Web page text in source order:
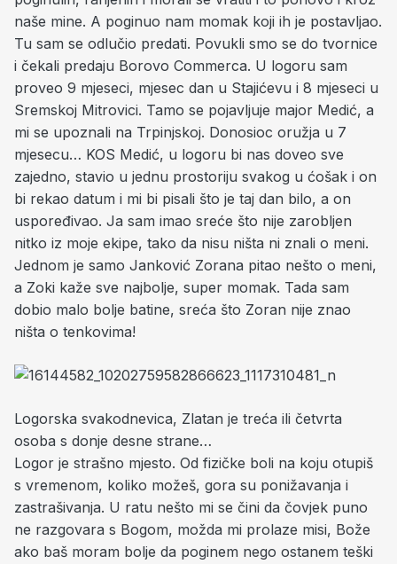
naše mine. A poginuo nam momak koji ih je postavljao.
Tu sam se odlučio predati. Povukli smo se do tvornice
i čekali predaju Borovo Commerca. U logoru sam
proveo 9 mjeseci, mjesec dan u Stajićevu i 8 mjeseci u
Sremskoj Mitrovici. Tamo se pojavljuje major Medić, a
mi se upoznali na Trpinjskoj. Donosioc oružja u 7
mjesecu… KOS Medić, u logoru bi nas doveo sve
zajedno, stavio u jednu prostoriju svakog u ćošak i on
bi rekao datum i mi bi pisali što je taj dan bilo, a on
uspoređivao. Ja sam imao sreće što nije zarobljen
nitko iz moje ekipe, tako da nisu ništa ni znali o meni.
Jednom je samo Janković Zorana pitao nešto o meni,
a Zoki kaže sve najbolje, super momak. Tada sam
dobio malo bolje batine, sreća što Zoran nije znao
ništa o tenkovima!
Logorska svakodnevica, Zlatan je treća ili četvrta
osoba s donje desne strane…
Logor je strašno mjesto. Od fizičke boli na koju otupiš
s vremenom, koliko možeš, gora su ponižavanja i
zastrašivanja. U ratu nešto mi se čini da čovjek puno
ne razgovara s Bogom, možda mi prolaze misi, Bože
ako baš moram bolje da poginem nego ostanem teški